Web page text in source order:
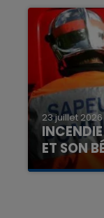
23 juillet 2026
ET SON
Un